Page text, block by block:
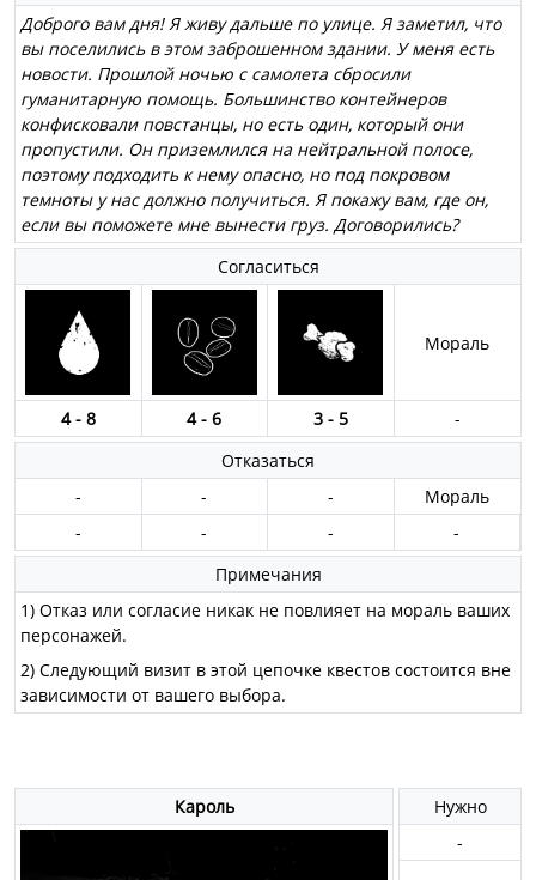
Доброго вам дня! Я живу дальше по улице. Я заметил, что
вы поселились в этом заброшенном здании. У меня есть
новости. Прошлой ночью с самолета сбросили
гуманитарную помощь. Большинство контейнеров
конфисковали повстанцы, но есть один, который они
пропустили. Он приземлился на нейтральной полосе,
поэтому подходить к нему опасно, но под покровом
темноты у нас должно получиться. Я покажу вам, где он,
если вы поможете мне вынести груз. Договорились?
Согласиться
Мораль
4 - 8 4 - 6 3 - 5
-
Отказаться
-
- -
Мораль
-
- -
-
Примечания
1) Отказ или согласие никак не повлияет на мораль ваших
персонажей.
2) Следующий визит в этой цепочке квестов состоится вне
зависимости от вашего выбора.
Кароль
Нужно
-